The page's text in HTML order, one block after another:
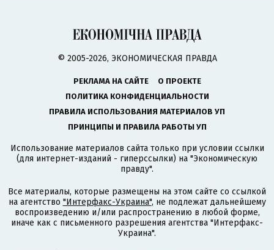
© 2005-2026, ЭКОНОМИЧЕСКАЯ ПРАВДА
РЕКЛАМА НА САЙТЕ
О ПРОЕКТЕ
ПОЛИТИКА КОНФИДЕНЦИАЛЬНОСТИ
ПРАВИЛА ИСПОЛЬЗОВАНИЯ МАТЕРИАЛОВ УП
ПРИНЦИПЫ И ПРАВИЛА РАБОТЫ УП
Использование материалов сайта только при условии ссылки
(для интернет-изданий - гиперссылки) на "Экономическую
правду".
Все материалы, которые размещены на этом сайте со ссылкой
на агентство "Интерфакс-Украина", не подлежат дальнейшему
воспроизведению и/или распространению в любой форме,
иначе как с письменного разрешения агентства "Интерфакс-
Украина".